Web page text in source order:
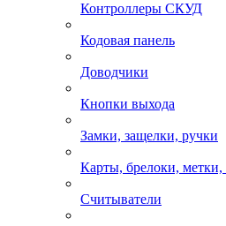
Контроллеры СКУД
Кодовая панель
Доводчики
Кнопки выхода
Замки, защелки, ручки
Карты, брелоки,
Считыватели